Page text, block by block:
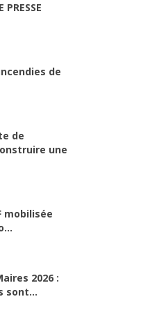
PRESSE
de
de
une
mobilisée
2026 :
sont...